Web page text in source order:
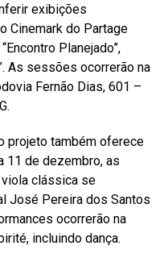
exibições
Cinemark do Partage
Planejado”,
As sessões ocorrerão na
Fernão Dias, 601 –
projeto também oferece
11 de dezembro, as
clássica se
José Pereira dos Santos
ocorrerão na
incluindo dança.